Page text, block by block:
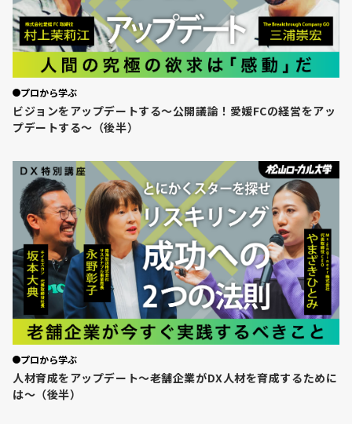
プロから学ぶ
ビジョンをアップデートする～公開議論！愛媛FCの経営をアッ
プデートする～（後半）
プロから学ぶ
人材育成をアップデート～老舗企業がDX人材を育成するために
は～（後半）